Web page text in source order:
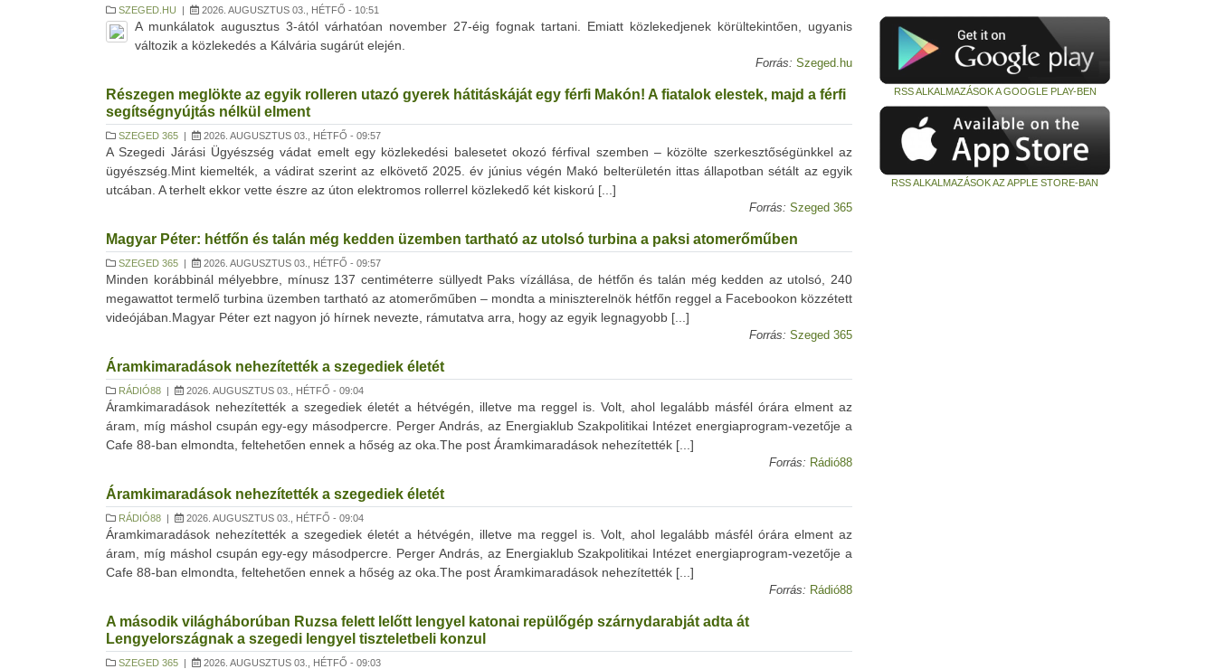
SZEGED.HU | 2026. AUGUSZTUS 03., HÉTFŐ - 10:51
A munkálatok augusztus 3-ától várhatóan november 27-éig fognak tartani. Emiatt közlekedjenek körültekintően, ugyanis
változik a közlekedés a Kálvária sugárút elején.
Forrás: Szeged.hu
Részegen meglökte az egyik rolleren utazó gyerek hátitáskáját egy férfi Makón! A fiatalok elestek, majd a férfi
segítségnyújtás nélkül elment
SZEGED 365 | 2026. AUGUSZTUS 03., HÉTFŐ - 09:57
A Szegedi Járási Ügyészség vádat emelt egy közlekedési balesetet okozó férfival szemben – közölte szerkesztőségünkkel az
ügyészség.Mint kiemelték, a vádirat szerint az elkövető 2025. év június végén Makó belterületén ittas állapotban sétált az egyik
utcában. A terhelt ekkor vette észre az úton elektromos rollerrel közlekedő két kiskorú [...]
Forrás: Szeged 365
Magyar Péter: hétfőn és talán még kedden üzemben tartható az utolsó turbina a paksi atomerőműben
SZEGED 365 | 2026. AUGUSZTUS 03., HÉTFŐ - 09:57
Minden korábbinál mélyebbre, mínusz 137 centiméterre süllyedt Paks vízállása, de hétfőn és talán még kedden az utolsó, 240
megawattot termelő turbina üzemben tartható az atomerőműben – mondta a miniszterelnök hétfőn reggel a Facebookon közzétett
videójában.Magyar Péter ezt nagyon jó hírnek nevezte, rámutatva arra, hogy az egyik legnagyobb [...]
Forrás: Szeged 365
Áramkimaradások nehezítették a szegediek életét
RÁDIÓ88 | 2026. AUGUSZTUS 03., HÉTFŐ - 09:04
Áramkimaradások nehezítették a szegediek életét a hétvégén, illetve ma reggel is. Volt, ahol legalább másfél órára elment az
áram, míg máshol csupán egy-egy másodpercre. Perger András, az Energiaklub Szakpolitikai Intézet energiaprogram-vezetője a
Cafe 88-ban elmondta, feltehetően ennek a hőség az oka.The post Áramkimaradások nehezítették [...]
Forrás: Rádió88
Áramkimaradások nehezítették a szegediek életét
RÁDIÓ88 | 2026. AUGUSZTUS 03., HÉTFŐ - 09:04
Áramkimaradások nehezítették a szegediek életét a hétvégén, illetve ma reggel is. Volt, ahol legalább másfél órára elment az
áram, míg máshol csupán egy-egy másodpercre. Perger András, az Energiaklub Szakpolitikai Intézet energiaprogram-vezetője a
Cafe 88-ban elmondta, feltehetően ennek a hőség az oka.The post Áramkimaradások nehezítették [...]
Forrás: Rádió88
A második világháborúban Ruzsa felett lelőtt lengyel katonai repülőgép szárnydarabját adta át
Lengyelországnak a szegedi lengyel tiszteletbeli konzul
SZEGED 365 | 2026. AUGUSZTUS 03., HÉTFŐ - 09:03
RSS ALKALMAZÁSOK A GOOGLE PLAY-BEN
RSS ALKALMAZÁSOK AZ APPLE STORE-BAN